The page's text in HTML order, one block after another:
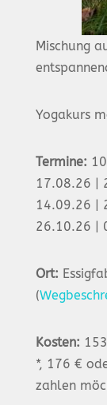
Mischung
Yogakurs
Termine:
17.08.26 |
14.09.26 |
26.10.26 |
Ort:
(
Kosten:
*, 176 €
zahlen